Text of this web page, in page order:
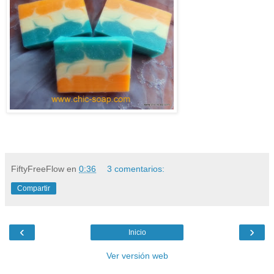
FiftyFreeFlow en 0:36 3 comentarios:
Compartir
‹ ›
Inicio
Ver versión web